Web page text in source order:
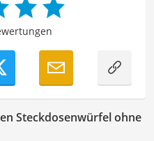
ich dazu bei, dass
verständlich sowie
Steckdosenwürfel ohne